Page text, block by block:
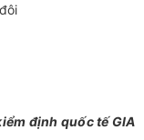
định quốc tế GIA